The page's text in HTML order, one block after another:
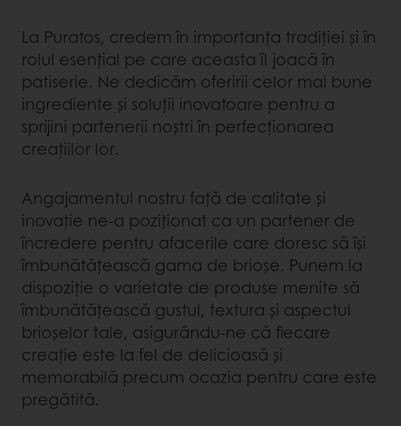
La Puratos, credem în importanța tradiției și în
rolul esențial pe care aceasta îl joacă în
patiserie. Ne dedicăm oferirii celor mai bune
ingrediente și soluții inovatoare pentru a
sprijini partenerii noștri în perfecționarea
creațiilor lor.
Angajamentul nostru față de calitate și
inovație ne-a poziționat ca un partener de
încredere pentru afacerile care doresc să își
îmbunătățească gama de brioșe. Punem la
dispoziție o varietate de produse menite să
îmbunătățească gustul, textura și aspectul
brioșelor tale, asigurându-ne că fiecare
creație este la fel de delicioasă și
memorabilă precum ocazia pentru care este
pregătită.